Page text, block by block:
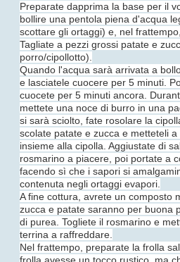
Preparate dapprima la base per il
bollire una pentola piena d'acqua
scottare gli ortaggi) e, nel
Tagliate a pezzi grossi patate e
porro/cipollotto).
Quando l'acqua sarà arrivata a
e lasciatele cuocere per 5 minuti.
cuocete per 5 minuti ancora.
mettete una noce di burro in una
si sarà sciolto, fate rosolare la
scolate patate e zucca e metteteli
insieme alla cipolla. Aggiustate di
rosmarino a piacere, poi portate a
facendo sì che i sapori si
contenuta negli ortaggi evapori.
A fine cottura, avrete un composto
zucca e patate saranno per buona
di purea. Togliete il rosmarino e
terrina a raffreddare.
Nel frattempo, preparate la frolla